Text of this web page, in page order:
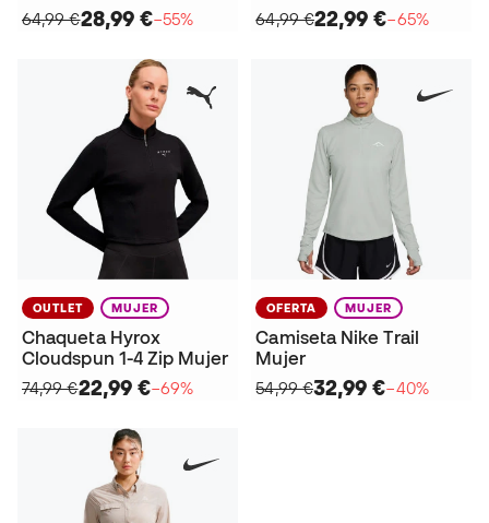
64,99 €28,99 €−55%
64,99 €22,99 €−65%
OUTLET MUJER
Chaqueta Hyrox
Cloudspun 1-4 Zip Mujer
74,99 €22,99 €−69%
OFERTA MUJER
Camiseta Nike Trail
Mujer
54,99 €32,99 €−40%